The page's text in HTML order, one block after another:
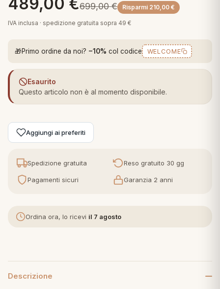
Letto
arredo
per cuscini
arredo
in fibra
in piuma
Plaid Cartoons
Trapuntini Cartoons
489,00 €699,00€ Risparmi 210,00 €
IVA inclusa · spedizione gratuita sopra 49 €
🎁Primo ordine da noi? −10% col codice WELCOME
Esaurito
Questo articolo non è al momento disponibile.
Aggiungi ai preferiti
Spedizione gratuita Reso gratuito 30 gg
Pagamenti sicuri Garanzia 2 anni
Ordina ora, lo ricevi il 7 agosto
Descrizione